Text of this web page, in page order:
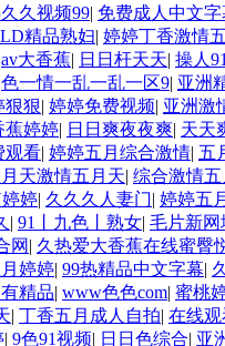
久视频99| 免费成人中文字
精品熟妇| 婷婷丁香激情
av大香蕉| 日日杆天天| 操人
色一情一乱一乱一区9| 亚洲
狠狠| 婷婷免费视频| 亚洲激
蕉婷婷| 日日爽夜夜爽| 天天
观看| 婷婷五月综合激情| 五
天激情五月天| 综合激情
婷| 久久久人妻门| 婷婷五
| 91丨九色丨熟女| 毛片新网
网 | 久热爱大香蕉在线蜜臀
婷婷| 99热精品中文字幕|
精品| www色色com| 蜜桃
| 丁香五月成人自拍| 在线
| 9色91视频| 日日色综合| 亚